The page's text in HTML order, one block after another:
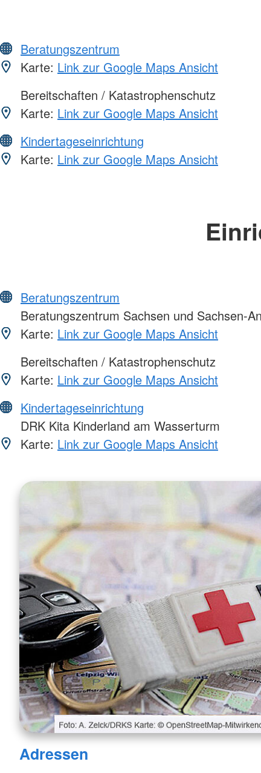
Beratungszentrum
Karte: Link zur Google Maps Ansicht
Bereitschaften / Katastrophenschutz
Karte: Link zur Google Maps Ansicht
Kindertageseinrichtung
Karte: Link zur Google Maps Ansicht
Beratungszentrum
Beratungszentrum Sachsen und Sachsen-
Karte: Link zur Google Maps Ansicht
Bereitschaften / Katastrophenschutz
Karte: Link zur Google Maps Ansicht
Kindertageseinrichtung
DRK Kita Kinderland am Wasserturm
Karte: Link zur Google Maps Ansicht
Adressen